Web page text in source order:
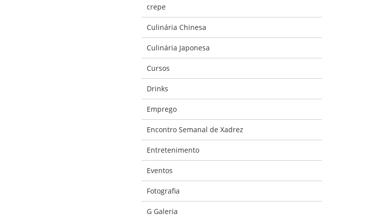
crepe
Culinária Chinesa
Culinária Japonesa
Cursos
Drinks
Emprego
Encontro Semanal de Xadrez
Entretenimento
Eventos
Fotografia
G Galeria